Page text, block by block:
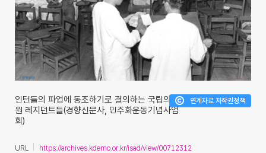
인턴들의 파업에 동조하기로 결의하는 국립의료
원 레지던트들(경향신문사, 민주화운동기념사업
회)
연계자료 저작권정책
URL
https://archives.kdemo.or.kr/isad/view/00712312